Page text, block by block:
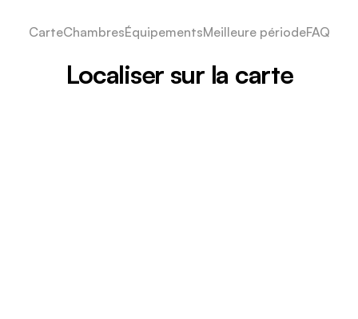
CarteChambresÉquipementsMeilleure périodeFAQ
Localiser sur la carte